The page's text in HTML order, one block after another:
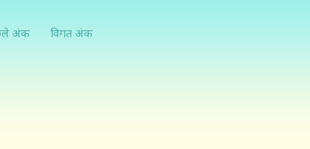
अंक विगत अंक